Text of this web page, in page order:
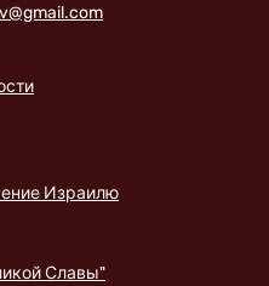
Израилю
Славы"